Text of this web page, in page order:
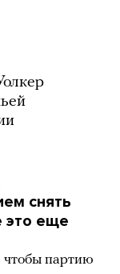
снять
это еще
чтобы партию